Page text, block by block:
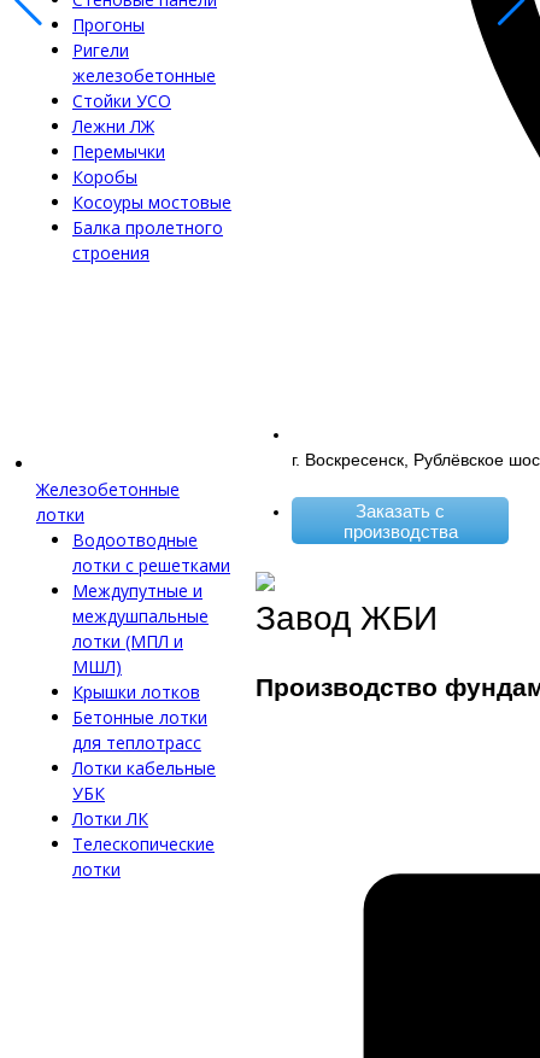
Прогоны
Ригели
железобетонные
Стойки УСО
Лежни ЛЖ
Перемычки
Коробы
Косоуры мостовые
Балка пролетного
строения
Железобетонные
лотки
Водоотводные
лотки с решетками
Междупутные и
междушпальные
лотки (МПЛ и
МШЛ)
Крышки лотков
Бетонные лотки
для теплотрасс
Лотки кабельные
УБК
Лотки ЛК
Телескопические
лотки
г. Воскресенск, Рублёвское
Заказать с
производства
Завод ЖБИ
Производство